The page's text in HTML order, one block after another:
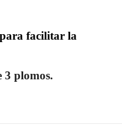
facilitar la
3 plomos.